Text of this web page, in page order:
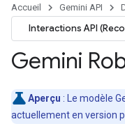
Accueil Gemini API
Interactions API
Gemini
Aperçu : Le modèle
actuellement en version